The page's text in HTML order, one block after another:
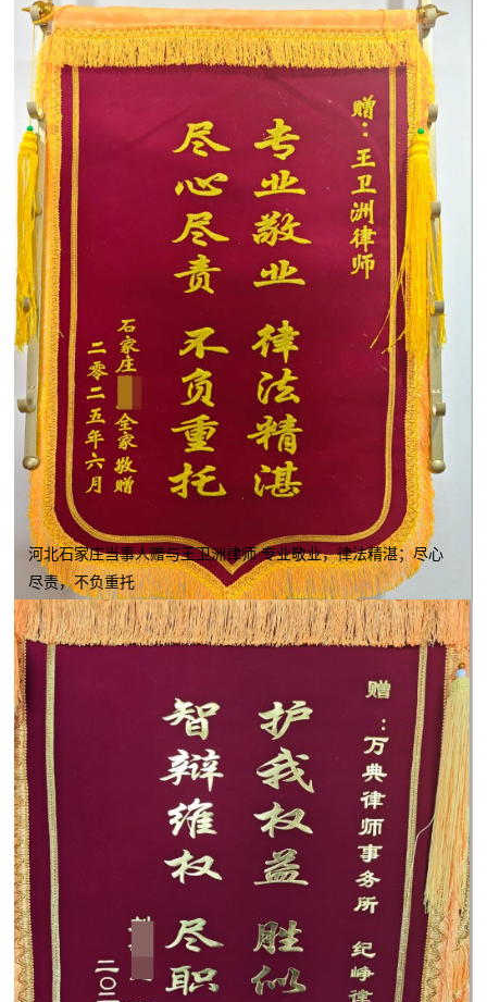
河北石家庄当事人赠与王卫洲律师 专业敬业，律法精湛；尽心
尽责，不负重托